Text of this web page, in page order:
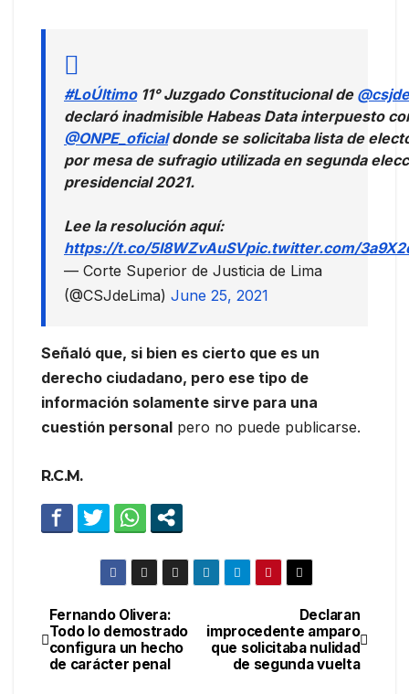
#LoÚltimo11° Juzgado Constitucional de
declaró inadmisible Habeas Data interpuesto
@ONPE_oficialdonde se solicitaba lista de
por mesa de sufragio utilizada en segunda
presidencial 2021.
Lee la resolución aquí:
https://t.co/5I8WZvAuSVpic.twitter.com/
— Corte Superior de Justicia de Lima
(@CSJdeLima) June 25, 2021
Señaló que, si bien es cierto que es un
derecho ciudadano, pero ese tipo de
información solamente sirve para una
cuestión personal pero no puede publicarse.
R.C.M.
Navegación
de
Declaran
improcedente amparo
que solicitaba nulidad
de segunda vuelta
Fernando Olivera:
Todo lo demostrado
configura un hecho
de carácter penal